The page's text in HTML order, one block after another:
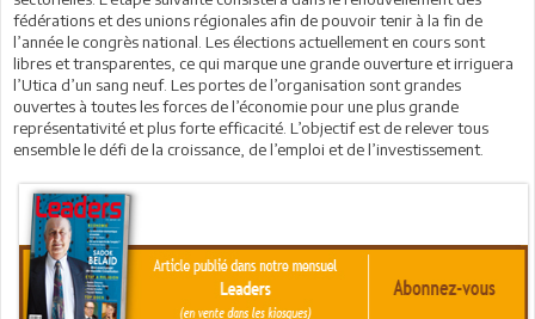
fédérations et des unions régionales afin de pouvoir tenir à la fin de
l’année le congrès national. Les élections actuellement en cours sont
libres et transparentes, ce qui marque une grande ouverture et irriguera
l’Utica d’un sang neuf. Les portes de l’organisation sont grandes
ouvertes à toutes les forces de l’économie pour une plus grande
représentativité et plus forte efficacité. L’objectif est de relever tous
ensemble le défi de la croissance, de l’emploi et de l’investissement.